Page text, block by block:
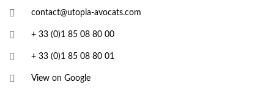
contact@utopia-avocats.com
+ 33 (0)1 85 08 80 00
+ 33 (0)1 85 08 80 01
View on Google